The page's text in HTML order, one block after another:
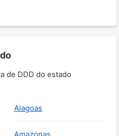
de DDD do estado
Alagoas